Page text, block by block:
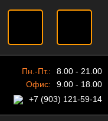
Пн.-Пт.:
8.00 - 21.00
Офис:
9.00 - 18.00
+7 (903) 121-59-14